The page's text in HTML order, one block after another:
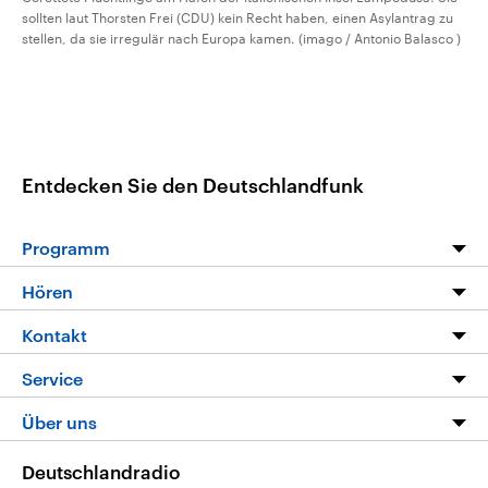
sollten laut Thorsten Frei (CDU) kein Recht haben, einen Asylantrag zu
stellen, da sie irregulär nach Europa kamen. (imago / Antonio Balasco )
Entdecken Sie den Deutschlandfunk
Programm
Programm
Die Nachrichten
Nachrichtenleicht
Neue Beiträge auf dlf.de
Hören
Livestream
Podcasts
Deutschlandfunk App
Nachrichten App
Kontakt
Hörerservice
Service
FAQ
Über uns
Deutschlandradio